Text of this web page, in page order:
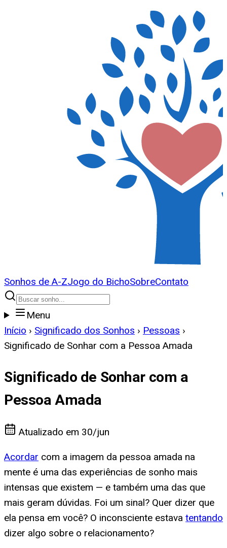
Sonhos de A-ZJogo do BichoSobreContato
Menu
Início › Significado dos Sonhos › Pessoas ›
Significado de Sonhar com a Pessoa Amada
Significado de Sonhar com a
Pessoa Amada
Atualizado em 30/jun
Acordar com a imagem da pessoa amada na
mente é uma das experiências de sonho mais
intensas que existem — e também uma das que
mais geram dúvidas. Foi um sinal? Quer dizer que
ela pensa em você? O inconsciente estava tentando
dizer algo sobre o relacionamento?